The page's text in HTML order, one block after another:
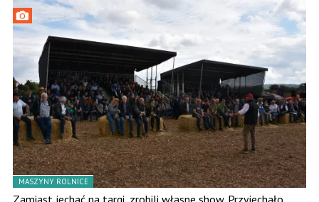
MASZYNY ROLNICE